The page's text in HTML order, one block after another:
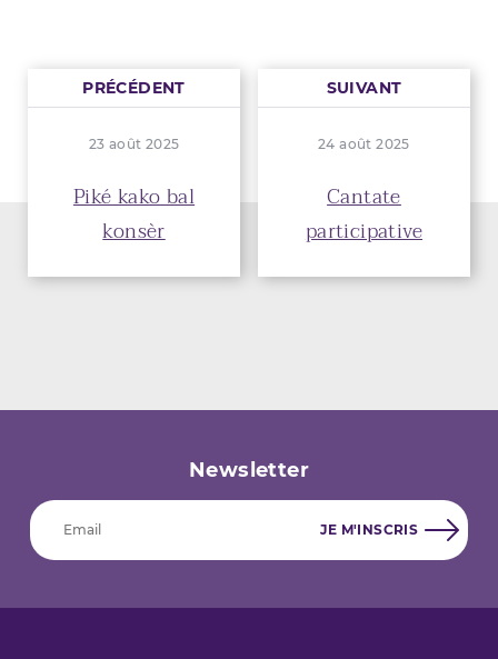
PRÉCÉDENT
23 août 2025
Piké kako bal
konsèr
SUIVANT
24 août 2025
Cantate
participative
Newsletter